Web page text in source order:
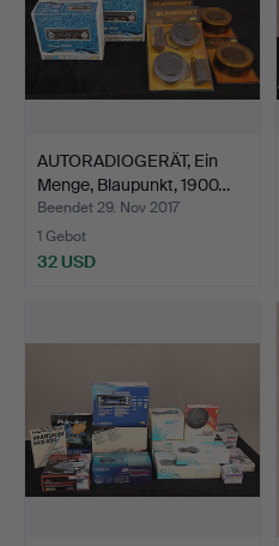
AUTORADIOGERÄT, Ein
Menge, Blaupunkt, 1900…
Beendet 29. Nov 2017
1 Gebot
32 USD